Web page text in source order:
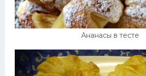
Ананасы в тесте